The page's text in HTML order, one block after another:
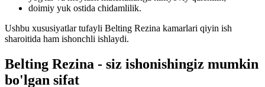
doimiy yuk ostida chidamlilik.
Ushbu xususiyatlar tufayli Belting Rezina kamarlari qiyin ish
sharoitida ham ishonchli ishlaydi.
Belting Rezina - siz ishonishingiz mumkin
bo'lgan sifat